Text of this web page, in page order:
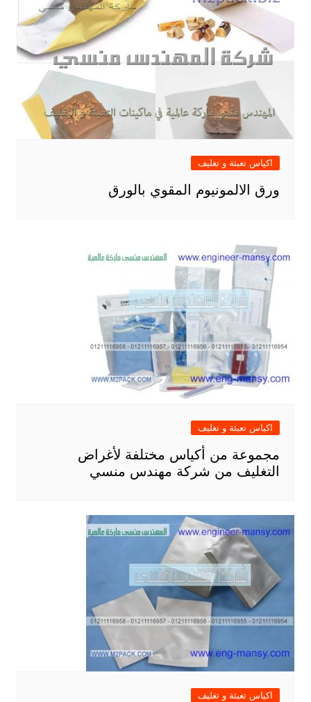
اكياس تعبئة و تغليف
ورق الالمونيوم المقوي بالورق
اكياس تعبئة و تغليف
مجموعة من أكياس مختلفة لأغراض
التغليف من شركة مهندس منسي
اكياس تعبئة و تغليف